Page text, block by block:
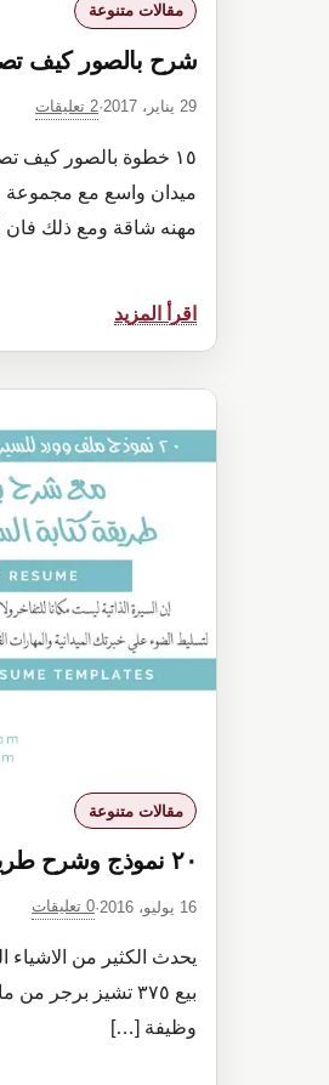
مقالات متنوعة
شرح بالصور كيف تصبح
29 يناير، 2017 ·2 تعليقات
١٥ خطوة بالصور كيف
ميدان واسع مع مجموعة
مهنه شاقة ومع ذلك فان
اقرأ المزيد
شرح
تصبح
مهندس
ميكانيكا
؟
١٥
خطوة
مقالات متنوعة
٢٠ نموذج وشرح طريقة كتابة السيرة الذاتية في المجالات المتعددة
16 يوليو، 2016 ·0 تعليقات
وظيفة […]